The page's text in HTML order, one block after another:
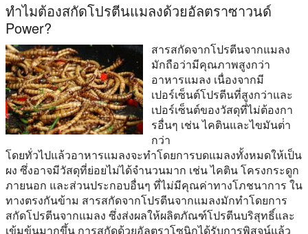
ทําไมต้องสกัดโปรตีนแมลงด้วยอัลตราซาวนด์
Power?
สารสกัดจากโปรตีนจากแมลง
มักถือว่ามีคุณภาพสูงกว่า
อาหารแมลง เนื่องจากมี
เปอร์เซ็นต์โปรตีนที่สูงกว่าและ
เปอร์เซ็นต์ของวัสดุที่ไม่ต้องกา
รอื่นๆ เช่น ไคตินและไขมันต่ํา
กว่า
โดยทั่วไปแล้วอาหารแมลงจะทําโดยการบดแมลงทั้งหมดให้เป็น
ผง ซึ่งอาจมีวัสดุที่ย่อยไม่ได้จํานวนมาก เช่น ไคติน โครงกระดูก
ภายนอก และส่วนประกอบอื่นๆ ที่ไม่มีคุณค่าทางโภชนาการ ใน
ทางตรงกันข้าม สารสกัดจากโปรตีนจากแมลงมักทําโดยการ
สกัดโปรตีนจากแมลง ซึ่งส่งผลให้ผลิตภัณฑ์โปรตีนบริสุทธิ์และ
เข้มข้นมากขึ้น การสกัดด้วยอัลตราโซนิกได้รับการพิสูจน์แล้ว